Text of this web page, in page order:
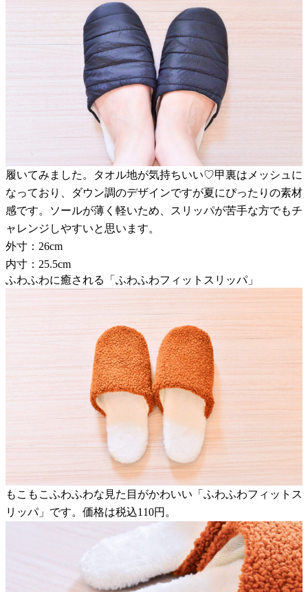
履いてみました。タオル地が気持ちいい♡甲裏はメッシュに
なっており、ダウン調のデザインですが夏にぴったりの素材
感です。ソールが薄く軽いため、スリッパが苦手な方でもチ
ャレンジしやすいと思います。
外寸：26cm
内寸：25.5cm
ふわふわに癒される「ふわふわフィットスリッパ」
もこもこふわふわな見た目がかわいい「ふわふわフィットス
リッパ」です。価格は税込110円。